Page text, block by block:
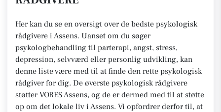
Her kan du se en oversigt over de bedste psykologisk
rådgivere i Assens. Uanset om du søger
psykologbehandling til parterapi, angst, stress,
depression, selvværd eller personlig udvikling, kan
denne liste være med til at finde den rette psykologisk
rådgiver for dig. De øverste psykologisk rådgivere
støtter VORES Assens, og de er dermed med til at støtte
op om det lokale liv i Assens. Vi opfordrer derfor til, at